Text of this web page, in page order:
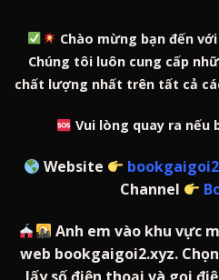
Chào mừng bạn đến với
Chúng tôi luôn cung cấp
chất lượng nhất trên tất cả
Vui lòng quay ra nếu
Website
Channel
Anh em vào khu vực
web bookgaigoi2.xyz.